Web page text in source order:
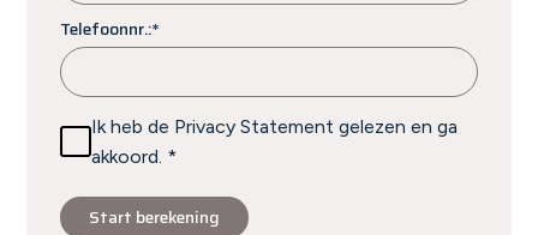
Telefoonnr.:*
Ik heb de Privacy Statement gelezen en ga
akkoord. *
Start berekening